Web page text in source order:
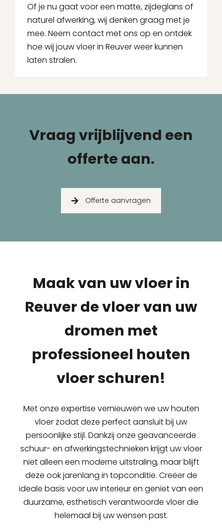
Of je nu gaat voor een matte, zijdeglans of
naturel afwerking, wij denken graag met je
mee. Neem contact met ons op en ontdek
hoe wij jouw vloer in Reuver weer kunnen
laten stralen.
Vraag vrijblijvend een
offerte aan.
Offerte aanvragen
Maak van uw vloer in
Reuver de vloer van uw
dromen met
professioneel houten
vloer schuren!
Met onze expertise vernieuwen we uw houten
vloer zodat deze perfect aansluit bij uw
persoonlijke stijl. Dankzij onze geavanceerde
schuur- en afwerkingstechnieken krijgt uw vloer
niet alleen een moderne uitstraling, maar blijft
deze ook jarenlang in topconditie. Creëer de
ideale basis voor uw interieur en geniet van een
duurzame, esthetisch verantwoorde vloer die
helemaal bij uw wensen past.